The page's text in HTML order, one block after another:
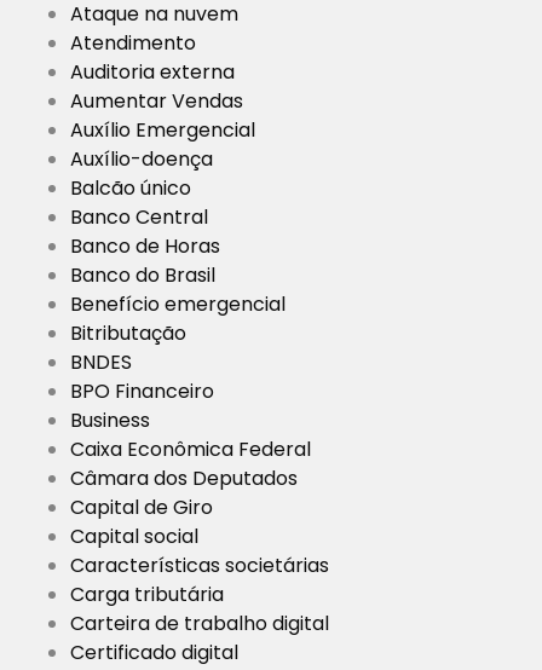
Ataque na nuvem
Atendimento
Auditoria externa
Aumentar Vendas
Auxílio Emergencial
Auxílio-doença
Balcão único
Banco Central
Banco de Horas
Banco do Brasil
Benefício emergencial
Bitributação
BNDES
BPO Financeiro
Business
Caixa Econômica Federal
Câmara dos Deputados
Capital de Giro
Capital social
Características societárias
Carga tributária
Carteira de trabalho digital
Certificado digital